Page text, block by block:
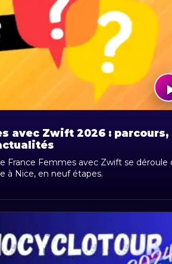
avec Zwift 2026 : parcours,
France Femmes avec Zwift se déroule
à Nice, en neuf étapes.